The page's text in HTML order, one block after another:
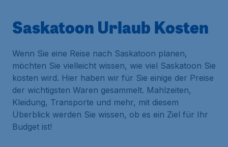
Saskatoon Urlaub Kosten
Wenn Sie eine Reise nach Saskatoon planen,
möchten Sie vielleicht wissen, wie viel Saskatoon Sie
kosten wird. Hier haben wir für Sie einige der Preise
der wichtigsten Waren gesammelt. Mahlzeiten,
Kleidung, Transporte und mehr, mit diesem
Überblick werden Sie wissen, ob es ein Ziel für Ihr
Budget ist!